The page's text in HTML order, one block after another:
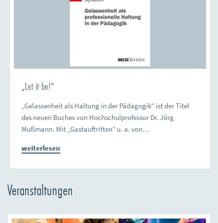
„Let it be!“
„Gelassenheit als Haltung in der Pädagogik“ ist der Titel
des neuen Buches von Hochschulprofessor Dr. Jörg
Mußmann. Mit „Gastauftritten“ u. a. von…
weiterlesen
Veranstaltungen